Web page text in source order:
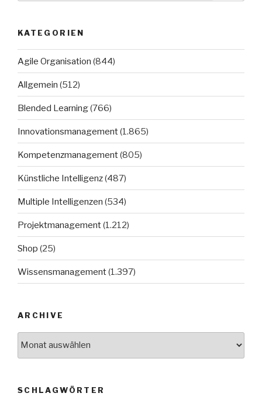
KATEGORIEN
Agile Organisation (844)
Allgemein (512)
Blended Learning(766)
Innovationsmanagement(1.865)
Kompetenzmanagement(805)
Künstliche Intelligenz(487)
Multiple Intelligenzen (534)
Projektmanagement(1.212)
Shop (25)
Wissensmanagement(1.397)
ARCHIVE
SCHLAGWÖRTER